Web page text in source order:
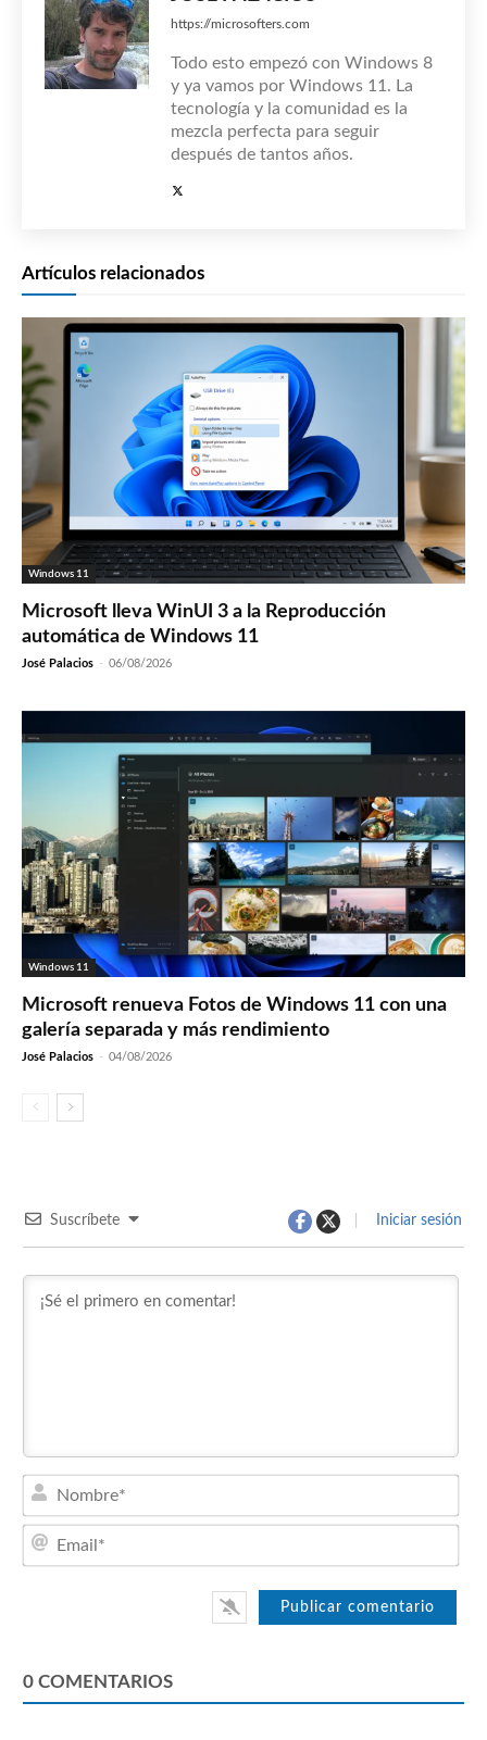
https://microsofters.com
Todo esto empezó con Windows 8
y ya vamos por Windows 11. La
tecnología y la comunidad es la
mezcla perfecta para seguir
después de tantos años.
Artículos relacionados
Windows 11
Microsoft lleva WinUI 3 a la Reproducción
automática de Windows 11
José Palacios - 06/08/2026
Windows 11
Microsoft renueva Fotos de Windows 11 con una
galería separada y más rendimiento
José Palacios - 04/08/2026
Suscríbete Iniciar sesión
0 COMENTARIOS